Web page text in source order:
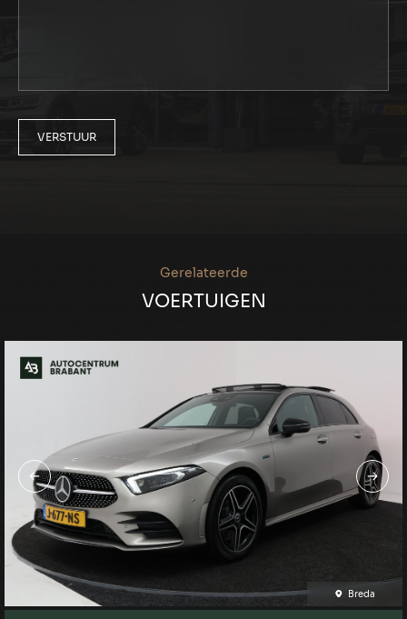
VERSTUUR
Gerelateerde
VOERTUIGEN
Breda